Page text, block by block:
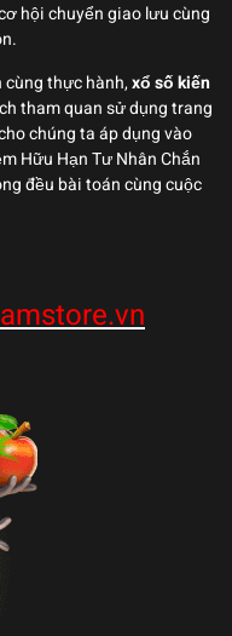
hội chuyển giao lưu cùng
thực hành,xổ số kiến
tham quan sử dụng trang
chúng ta áp dụng vào
Hữu Hạn Tư Nhân Chắn
đều bài toán cùng cuộc